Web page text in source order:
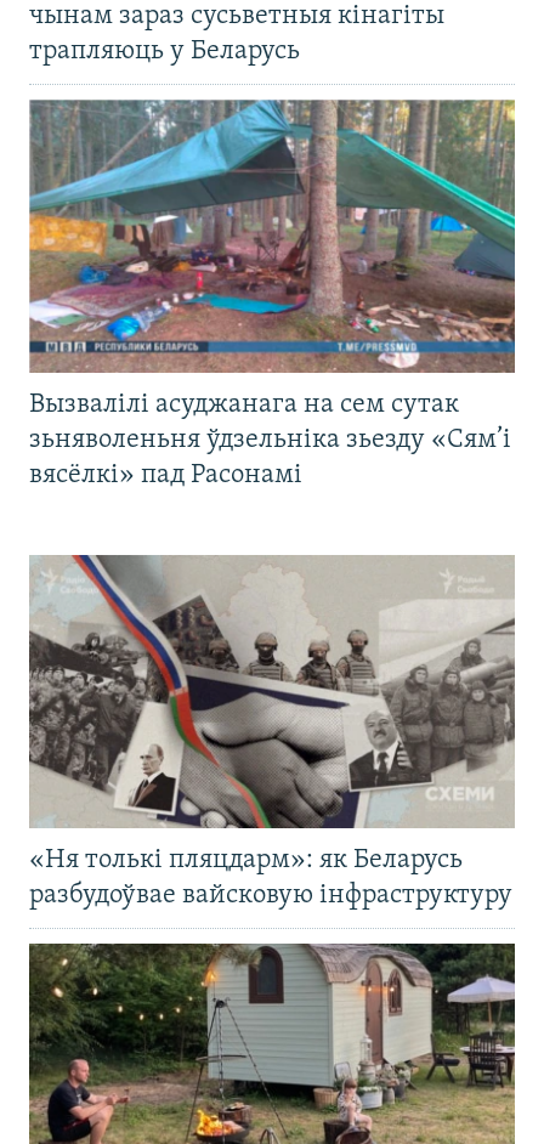
чынам зараз сусьветныя кінагіты
трапляюць у Беларусь
Вызвалілі асуджанага на сем сутак
зьняволеньня ўдзельніка зьезду «Сям’і
вясёлкі» пад Расонамі
«Ня толькі пляцдарм»: як Беларусь
разбудоўвае вайсковую інфраструктуру